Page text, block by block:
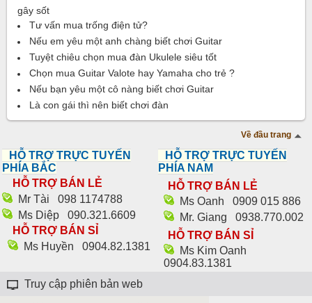
gây sốt
Tư vấn mua trống điện tử?
Nếu em yêu một anh chàng biết chơi Guitar
Tuyệt chiêu chọn mua đàn Ukulele siêu tốt
Chọn mua Guitar Valote hay Yamaha cho trẻ ?
Nếu bạn yêu một cô nàng biết chơi Guitar
Là con gái thì nên biết chơi đàn
Về đầu trang
HỖ TRỢ TRỰC TUYẾN
PHÍA BẮC
HỖ TRỢ BÁN LẺ
Mr Tài
098 1174788‬
Ms Diệp
090.321.6609
HỖ TRỢ BÁN SỈ
Ms Huyền
0904.82.1381
HỖ TRỢ TRỰC TUYẾN
PHÍA NAM
HỖ TRỢ BÁN LẺ
Ms Oanh
0909 015 886
Mr. Giang
0938.770.002
HỖ TRỢ BÁN SỈ
Ms Kim Oanh
0904.83.1381
Truy cập phiên bản web